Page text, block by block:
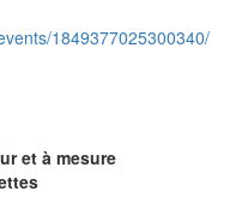
1849377025300340/
et à mesure